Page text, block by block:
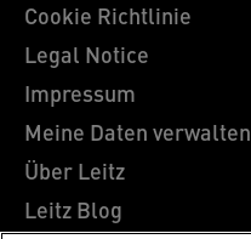
Cookie Richtlinie
Legal Notice
Impressum
Meine Daten verwalten
Über Leitz
Leitz Blog